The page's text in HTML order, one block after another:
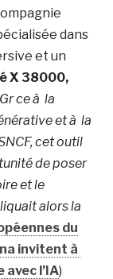
dans
et un
X 38000,
ce à la
et à la
cet outil
de poser
et le
alors la
du
invitent à
l’IA)